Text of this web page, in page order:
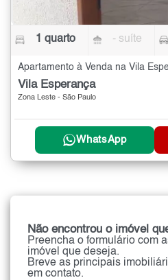
1 quarto - suíte
Apartamento à Venda na Vila
Vila Esperança
Zona Leste - São Paulo
WhatsApp
Não encontrou o imóvel
Preencha o formulário com
imóvel que deseja.
Breve as principais
em contato.